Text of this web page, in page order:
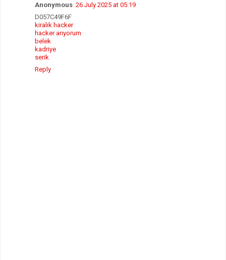
Anonymous 26 July 2025 at 05:19
D057C49F6F
kiralık hacker
hacker arıyorum
belek
kadriye
serik
Reply